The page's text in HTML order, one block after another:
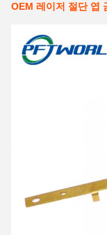
OEM 레이저 절단 엽